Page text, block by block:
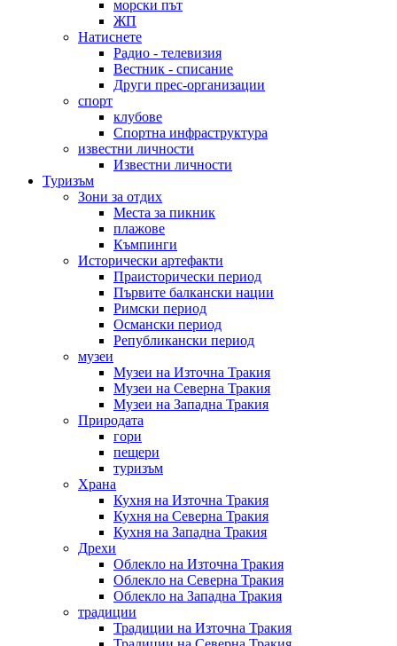
морски път
ЖП
Натиснете
Радио - телевизия
Вестник - списание
Други прес-организации
спорт
клубове
Спортна инфраструктура
известни личности
Известни личности
Туризъм
Зони за отдих
Места за пикник
плажове
Къмпинги
Исторически артефакти
Праисторически период
Първите балкански нации
Римски период
Османски период
Републикански период
музеи
Музеи на Източна Тракия
Музеи на Северна Тракия
Музеи на Западна Тракия
Природата
гори
пещери
туризъм
Храна
Кухня на Източна Тракия
Кухня на Северна Тракия
Кухня на Западна Тракия
Дрехи
Облекло на Източна Тракия
Облекло на Северна Тракия
Облекло на Западна Тракия
традиции
Традиции на Източна Тракия